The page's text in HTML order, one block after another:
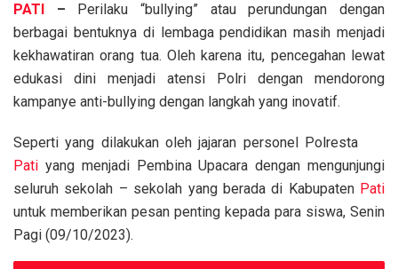
ce
b
o
o
k
tt
er
ail at
s
A
p
p
py
Li
n
k
ar
e
PATI – Perilaku “bullying” atau perundungan dengan
berbagai bentuknya di lembaga pendidikan masih menjadi
kekhawatiran orang tua. Oleh karena itu, pencegahan lewat
edukasi dini menjadi atensi Polri dengan mendorong
kampanye anti-bullying dengan langkah yang inovatif.
Seperti yang dilakukan oleh jajaran personel Polresta
Pati yang menjadi Pembina Upacara dengan mengunjungi
seluruh sekolah – sekolah yang berada di Kabupaten Pati
untuk memberikan pesan penting kepada para siswa, Senin
Pagi (09/10/2023).